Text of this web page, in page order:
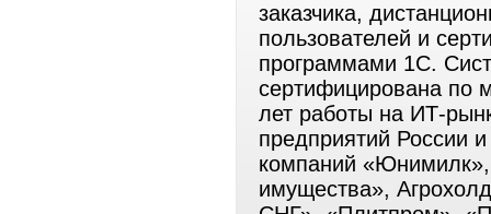
заказчика,
пользователей и
программами 1С.
сертифицирована по
лет работы на ИТ-
предприятий России
компаний
имущества»,